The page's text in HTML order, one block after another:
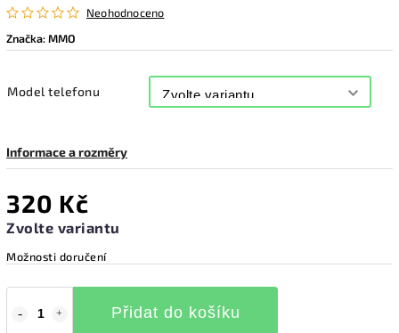
Neohodnoceno
Značka:MMO
Model telefonu
Informace a rozměry
320 Kč
Zvolte variantu
Možnosti doručení
Přidat do košíku